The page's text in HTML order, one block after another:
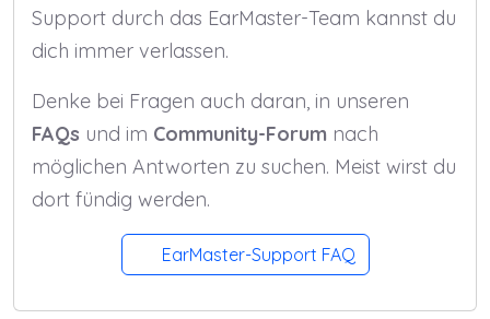
Support durch das EarMaster-Team kannst du
dich immer verlassen.
Denke bei Fragen auch daran, in unseren
FAQs und im Community-Forum nach
möglichen Antworten zu suchen. Meist wirst du
dort fündig werden.
EarMaster-Support FAQ